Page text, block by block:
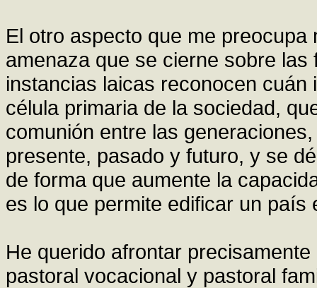
El otro aspecto que me
amenaza que se cierne sobre
instancias laicas reconocen
célula primaria de la sociedad,
comunión entre las
presente, pasado y futuro, y se
de forma que aumente la
es lo que permite edificar un país
He querido afrontar
pastoral vocacional y pastoral